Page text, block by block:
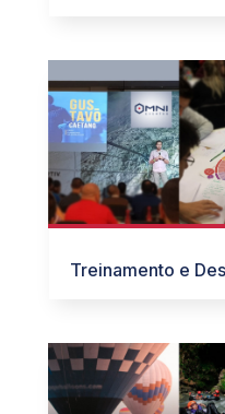
Treinamento e